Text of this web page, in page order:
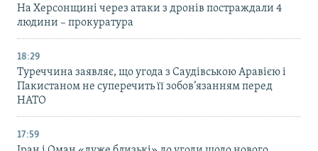
На Херсонщині через атаки з дронів постраждали 4
людини – прокуратура
18:29
Туреччина заявляє, що угода з Саудівською Аравією і
Пакистаном не суперечить її зобов’язанням перед
НАТО
17:59